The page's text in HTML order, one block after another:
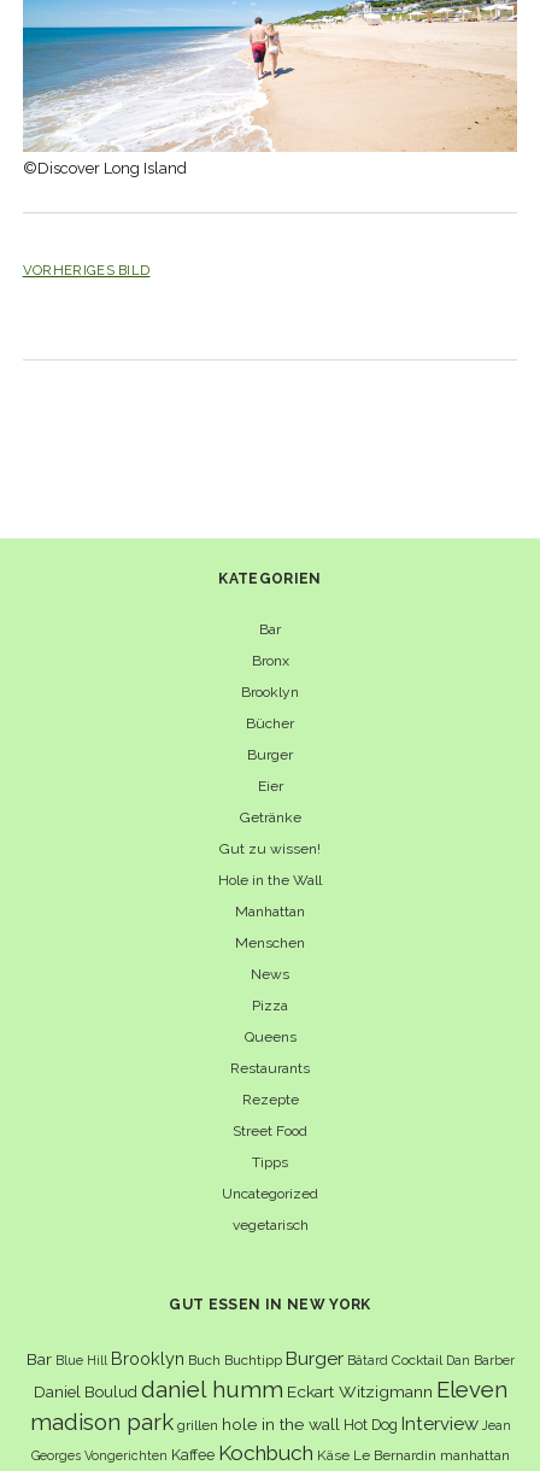
©Discover Long Island
VORHERIGES BILD
KATEGORIEN
Bar
Bronx
Brooklyn
Bücher
Burger
Eier
Getränke
Gut zu wissen!
Hole in the Wall
Manhattan
Menschen
News
Pizza
Queens
Restaurants
Rezepte
Street Food
Tipps
Uncategorized
vegetarisch
GUT ESSEN IN NEW YORK
Bar Blue Hill Brooklyn Buch Buchtipp Burger Bâtard Cocktail Dan Barber
Daniel Boulud daniel humm Eckart Witzigmann Eleven
madison park grillen hole in the wall Hot Dog Interview Jean
Georges Vongerichten Kaffee Kochbuch Käse Le Bernardin manhattan